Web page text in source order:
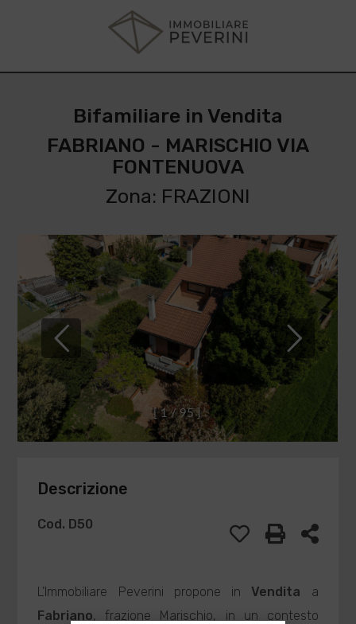
Bifamiliare in Vendita
FABRIANO - MARISCHIO VIA
FONTENUOVA
Zona: FRAZIONI
[ 1 / 95 ]
Descrizione
Cod. D50
L'Immobiliare Peverini propone in Vendita a
Fabriano, frazione Marischio, in un contesto